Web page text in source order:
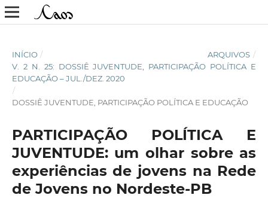
INÍCIO / ARQUIVOS /
V. 2 N. 25: DOSSIÊ JUVENTUDE, PARTICIPAÇÃO POLÍTICA E
EDUCAÇÃO – JUL./DEZ. 2020
/
DOSSIÊ JUVENTUDE, PARTICIPAÇÃO POLÍTICA E EDUCAÇÃO
PARTICIPAÇÃO POLÍTICA E
JUVENTUDE: um olhar sobre as
experiências de jovens na Rede
de Jovens no Nordeste-PB